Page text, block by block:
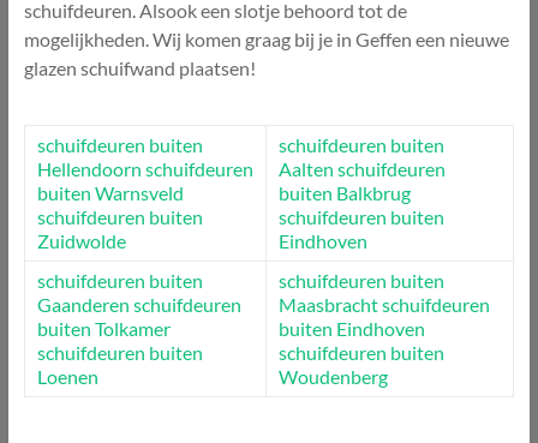
schuifdeuren. Alsook een slotje behoord tot de
mogelijkheden. Wij komen graag bij je in Geffen een nieuwe
glazen schuifwand plaatsen!
schuifdeuren buiten
Hellendoorn schuifdeuren
buiten Warnsveld
schuifdeuren buiten
Zuidwolde
schuifdeuren buiten
Aalten schuifdeuren
buiten Balkbrug
schuifdeuren buiten
Eindhoven
schuifdeuren buiten
Gaanderen schuifdeuren
buiten Tolkamer
schuifdeuren buiten
Loenen
schuifdeuren buiten
Maasbrachtschuifdeuren
buiten Eindhoven
schuifdeuren buiten
Woudenberg